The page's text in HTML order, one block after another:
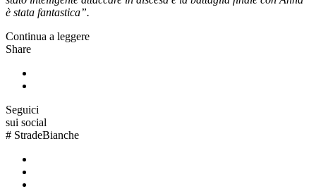
è stata fantastica”.
Continua a leggere
Share
Seguici
sui social
# StradeBianche